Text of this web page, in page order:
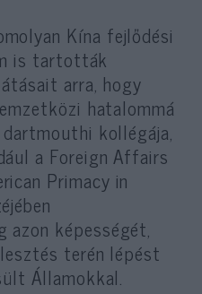
Kína fejlődési
is tartották
arra, hogy
hatalommá
kollégája,
a Foreign Affairs
Primacy in
azon képességét,
terén lépést
Államokkal.